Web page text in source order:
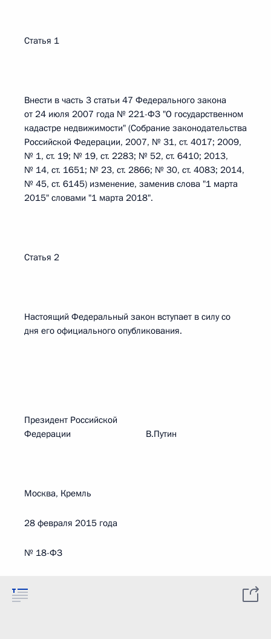
Статья 1
Внести в часть 3 статьи 47 Федерального закона
от 24 июля 2007 года № 221-ФЗ "О государственном
кадастре недвижимости" (Собрание законодательства
Российской Федерации, 2007, № 31, ст. 4017; 2009,
№ 1, ст. 19; № 19, ст. 2283; № 52, ст. 6410; 2013,
№ 14, ст. 1651; № 23, ст. 2866; № 30, ст. 4083; 2014,
№ 45, ст. 6145) изменение, заменив слова "1 марта
2015" словами "1 марта 2018".
Статья 2
Настоящий Федеральный закон вступает в силу со
дня его официального опубликования.
Президент Российской
Федерации В.Путин
Москва, Кремль
28 февраля 2015 года
№ 18-ФЗ